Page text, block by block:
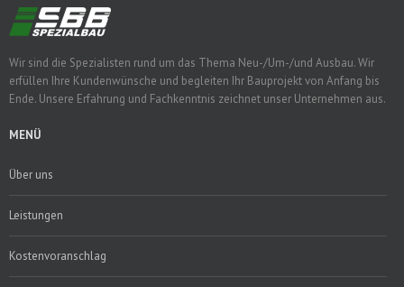
Wir sind die Spezialisten rund um das Thema Neu-/Um-/und Ausbau. Wir
erfüllen Ihre Kundenwünsche und begleiten Ihr Bauprojekt von Anfang bis
Ende. Unsere Erfahrung und Fachkenntnis zeichnet unser Unternehmen aus.
MENÜ
Über uns
Leistungen
Kostenvoranschlag